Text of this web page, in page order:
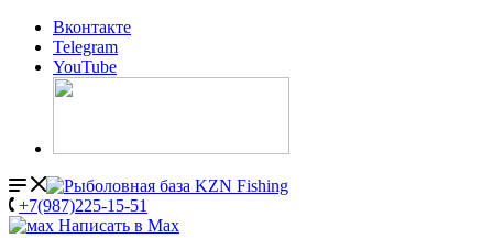
Вконтакте
Telegram
YouTube
+7(987)225-15-51
Написать в Мах